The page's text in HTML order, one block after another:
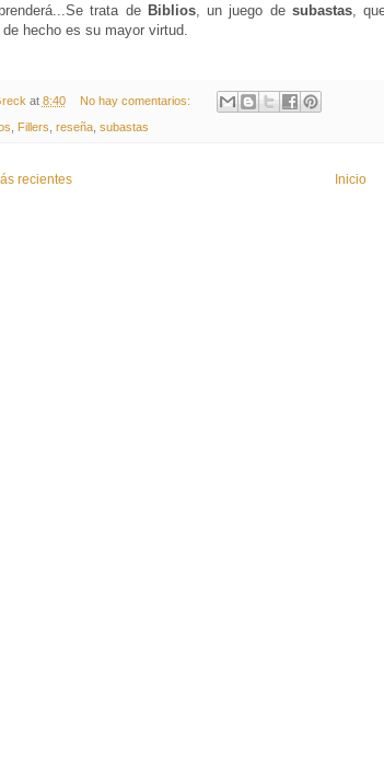
trata de Biblios, un juego de subastas,
hecho es su mayor virtud.
at 8:40 No hay comentarios:
Fillers reseña, subastas
recientes Inicio